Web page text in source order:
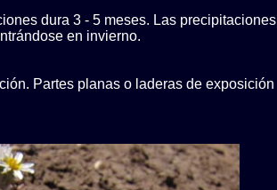
dura 3 - 5 meses. Las precipitaciones
en invierno.
Partes planas o laderas de exposición